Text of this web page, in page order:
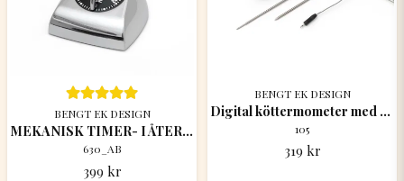
Mejladress
Ja, ni får publicera min fråga
BENGT EK DESIGN
MEKANISK TIMER- I ÅTERVUNNEN ALUMINIUM
630_AB
399 kr
BENGT EK DESIGN
Digital köttermometer med timer
105
319 kr